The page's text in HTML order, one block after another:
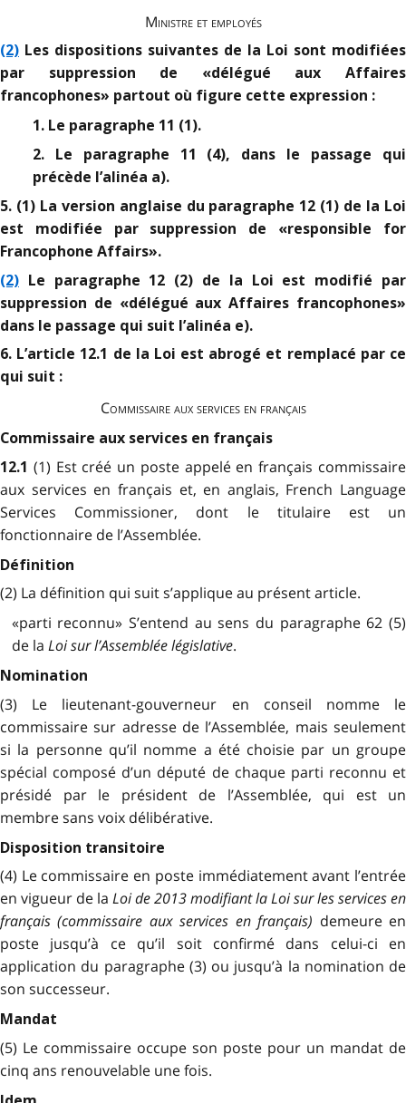
Ministre et employés
(2) Les dispositions suivantes de la Loi sont modifiées
par suppression de «délégué aux Affaires
francophones» partout où figure cette expression :
1. Le paragraphe 11 (1).
2. Le paragraphe 11 (4), dans le passage qui
précède l’alinéa a).
5. (1) La version anglaise du paragraphe 12 (1) de la Loi
est modifiée par suppression de «responsible for
Francophone Affairs».
(2) Le paragraphe 12 (2) de la Loi est modifié par
suppression de «délégué aux Affaires francophones»
dans le passage qui suit l’alinéa e).
6. L’article 12.1 de la Loi est abrogé et remplacé par ce
qui suit :
Commissaire aux services en français
Commissaire aux services en français
12.1 (1) Est créé un poste appelé en français commissaire
aux services en français et, en anglais, French Language
Services Commissioner, dont le titulaire est un
fonctionnaire de l’Assemblée.
Définition
(2) La définition qui suit s’applique au présent article.
«parti reconnu» S’entend au sens du paragraphe 62 (5)
de la Loi sur l’Assemblée législative.
Nomination
(3) Le lieutenant-gouverneur en conseil nomme le
commissaire sur adresse de l’Assemblée, mais seulement
si la personne qu’il nomme a été choisie par un groupe
spécial composé d’un député de chaque parti reconnu et
présidé par le président de l’Assemblée, qui est un
membre sans voix délibérative.
Disposition transitoire
(4) Le commissaire en poste immédiatement avant l’entrée
en vigueur de la Loi de 2013 modifiant la Loi sur les services en
français (commissaire aux services en français) demeure en
poste jusqu’à ce qu’il soit confirmé dans celui-ci en
application du paragraphe (3) ou jusqu’à la nomination de
son successeur.
Mandat
(5) Le commissaire occupe son poste pour un mandat de
cinq ans renouvelable une fois.